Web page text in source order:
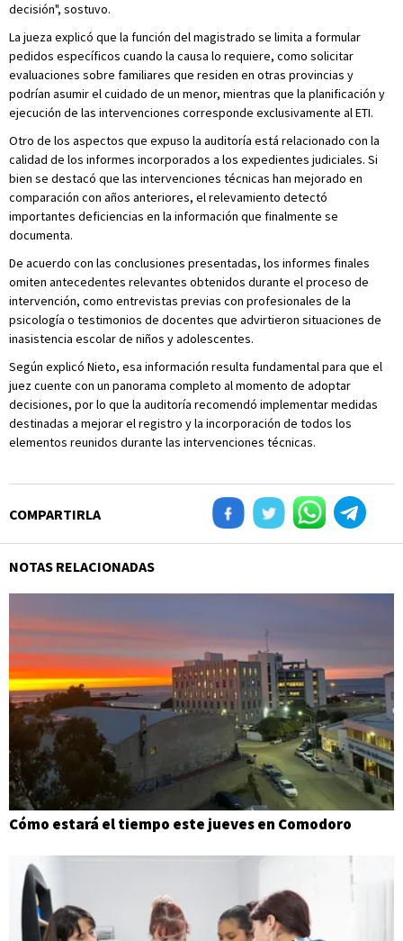
decisión", sostuvo.
La jueza explicó que la función del magistrado se limita a formular
pedidos específicos cuando la causa lo requiere, como solicitar
evaluaciones sobre familiares que residen en otras provincias y
podrían asumir el cuidado de un menor, mientras que la planificación y
ejecución de las intervenciones corresponde exclusivamente al ETI.
Otro de los aspectos que expuso la auditoría está relacionado con la
calidad de los informes incorporados a los expedientes judiciales. Si
bien se destacó que las intervenciones técnicas han mejorado en
comparación con años anteriores, el relevamiento detectó
importantes deficiencias en la información que finalmente se
documenta.
De acuerdo con las conclusiones presentadas, los informes finales
omiten antecedentes relevantes obtenidos durante el proceso de
intervención, como entrevistas previas con profesionales de la
psicología o testimonios de docentes que advirtieron situaciones de
inasistencia escolar de niños y adolescentes.
Según explicó Nieto, esa información resulta fundamental para que el
juez cuente con un panorama completo al momento de adoptar
decisiones, por lo que la auditoría recomendó implementar medidas
destinadas a mejorar el registro y la incorporación de todos los
elementos reunidos durante las intervenciones técnicas.
COMPARTIRLA
NOTAS RELACIONADAS
Cómo estará el tiempo este jueves en Comodoro